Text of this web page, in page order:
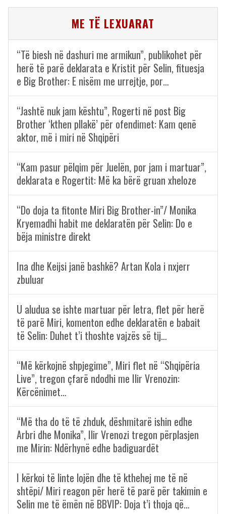
ME TË LEXUARAT
“Të biesh në dashuri me armikun”, publikohet për
herë të parë deklarata e Kristit për Selin, fituesja
e Big Brother: E nisëm me urrejtje, por…
“Jashtë nuk jam kështu”, Rogerti në post Big
Brother ‘kthen pllakë’ për ofendimet: Kam qenë
aktor, më i miri në Shqipëri
“Kam pasur pëlqim për Juelën, por jam i martuar”,
deklarata e Rogertit: Më ka bërë gruan xheloze
“Do doja ta fitonte Miri Big Brother-in”/ Monika
Kryemadhi habit me deklaratën për Selin: Do e
bëja ministre direkt
Ina dhe Keijsi janë bashkë? Artan Kola i nxjerr
zbuluar
U aludua se ishte martuar për letra, flet për herë
të parë Miri, komenton edhe deklaratën e babait
të Selin: Duhet t’i thoshte vajzës së tij…
“Më kërkojnë shpjegime”, Miri flet në “Shqipëria
Live”, tregon çfarë ndodhi me Ilir Vrenozin:
Kërcënimet…
“Më tha do të të zhduk, dëshmitarë ishin edhe
Arbri dhe Monika”, Ilir Vrenozi tregon përplasjen
me Mirin: Ndërhynë edhe badiguardët
I kërkoi të linte lojën dhe të kthehej me të në
shtëpi/ Miri reagon për herë të parë për takimin e
Selin me të ëmën në BBVIP: Doja t’i thoja që…